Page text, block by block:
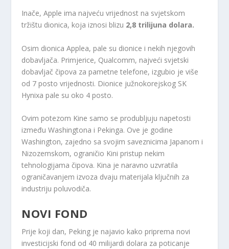
Inače, Apple ima najveću vrijednost na svjetskom
tržištu dionica, koja iznosi blizu 2,8 trilijuna dolara.
Osim dionica Applea, pale su dionice i nekih njegovih
dobavljača. Primjerice, Qualcomm, najveći svjetski
dobavljač čipova za pametne telefone, izgubio je više
od 7 posto vrijednosti. Dionice južnokorejskog SK
Hynixa pale su oko 4 posto.
Ovim potezom Kine samo se produbljuju napetosti
između Washingtona i Pekinga. Ove je godine
Washington, zajedno sa svojim saveznicima Japanom i
Nizozemskom, ograničio Kini pristup nekim
tehnologijama čipova. Kina je naravno uzvratila
ograničavanjem izvoza dvaju materijala ključnih za
industriju poluvodiča.
NOVI FOND
Prije koji dan, Peking je najavio kako priprema novi
investicijski fond od 40 milijardi dolara za poticanje